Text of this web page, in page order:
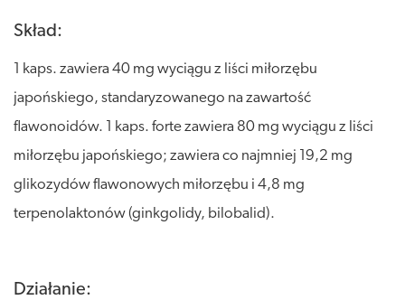
Skład:
1 kaps. zawiera 40 mg wyciągu z liści miłorzębu
japońskiego, standaryzowanego na zawartość
flawonoidów. 1 kaps. forte zawiera 80 mg wyciągu z liści
miłorzębu japońskiego; zawiera co najmniej 19,2 mg
glikozydów flawonowych miłorzębu i 4,8 mg
terpenolaktonów (ginkgolidy, bilobalid).
Działanie: